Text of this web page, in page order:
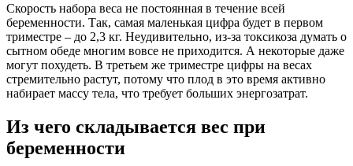
Скорость набора веса не постоянная в течение всей
беременности. Так, самая маленькая цифра будет в первом
триместре – до 2,3 кг. Неудивительно, из-за токсикоза думать о
сытном обеде многим вовсе не приходится. А некоторые даже
могут похудеть. В третьем же триместре цифры на весах
стремительно растут, потому что плод в это время активно
набирает массу тела, что требует больших энергозатрат.
Из чего складывается вес при
беременности